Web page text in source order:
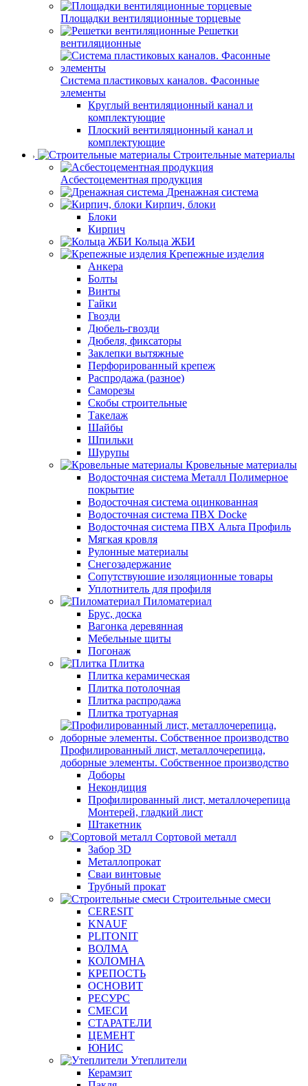
Площадки вентиляционные торцевые
Решетки
вентиляционные
Система пластиковых каналов. Фасонные
элементы
Круглый вентиляционный канал и
комплектующие
Плоский вентиляционный канал и
комплектующие
Строительные материалы
Асбестоцементная продукция
Дренажная система
Кирпич, блоки
Блоки
Кирпич
Кольца ЖБИ
Крепежные изделия
Анкера
Болты
Винты
Гайки
Гвозди
Дюбель-гвозди
Дюбеля, фиксаторы
Заклепки вытяжные
Перфорированный крепеж
Распродажа (разное)
Саморезы
Скобы строительные
Такелаж
Шайбы
Шпильки
Шурупы
Кровельные материалы
Водосточная система Металл Полимерное
покрытие
Водосточная система оцинкованная
Водосточная система ПВХ Docke
Водосточная система ПВХ Альта Профиль
Мягкая кровля
Рулонные материалы
Снегозадержание
Сопутствуюшие изоляционные товары
Уплотнитель для профиля
Пиломатериал
Брус, доска
Вагонка деревянная
Мебельные щиты
Погонаж
Плитка
Плитка керамическая
Плитка потолочная
Плитка распродажа
Плитка тротуарная
Профилированный лист, металлочерепица,
доборные элементы. Собственное производство
Доборы
Некондиция
Профилированный лист, металлочерепица
Монтерей, гладкий лист
Штакетник
Сортовой металл
Забор 3D
Металлопрокат
Сваи винтовые
Трубный прокат
Строительные смеси
CERESIT
KNAUF
PLITONIT
ВОЛМА
КОЛОМНА
КРЕПОСТЬ
ОСНОВИТ
РЕСУРС
СМЕСИ
СТАРАТЕЛИ
ЦЕМЕНТ
ЮНИС
Утеплители
Керамзит